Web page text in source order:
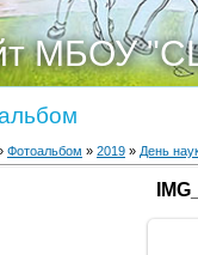
МБОУ
Фотоальбом » 2019 » День